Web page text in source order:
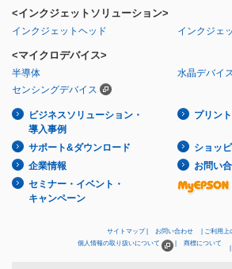
<インクジェットソリューション>
インクジェットヘッド インクジェ
<マイクロデバイス>
半導体
水晶デバイス
センシングデバイス
ビジネスソリューション・
導入事例
プリン
サポート&ダウンロード
ショッ
企業情報
お問い
セミナー・イベント・
キャンペーン
サイトマップ お問い合わせ
ご利用上
個人情報の取り扱いについて
商標について